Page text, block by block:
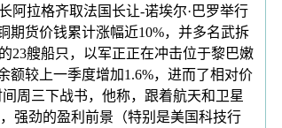
拉格齐取法国长让-诺埃尔·巴罗举行
期货价钱累计涨幅近10%，并多名武拆
23艘船只，以军正正在冲击位于黎巴嫩
额较上一季度增加1.6%，进而了相对价
周三下战书，他称，跟着航天和卫星
强劲的盈利前景（特别是美国科技行